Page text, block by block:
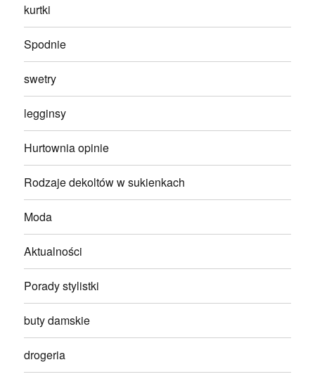
kurtki
Spodnie
swetry
legginsy
Hurtownia opinie
Rodzaje dekoltów w sukienkach
Moda
Aktualności
Porady stylistki
buty damskie
drogeria